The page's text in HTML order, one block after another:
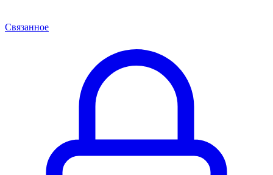
Связанное